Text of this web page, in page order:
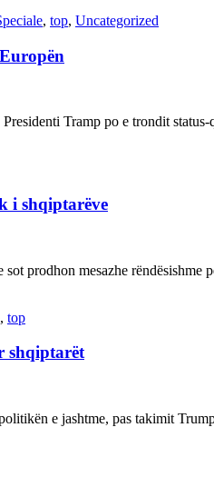
, top, Uncategorized
Tramp po e trondit
i shqiptarëve
prodhon mesazhe
, top
shqiptarët
e jashtme, pas takimit